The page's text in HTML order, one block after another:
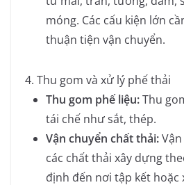
móng. Các cấu kiện lớn
thuận tiện vận chuyển.
4. Thu gom và xử lý phế thải
Thu gom phế liệu:Thu
tái chế như sắt, thép.
Vận chuyển chất thải:
các chất thải xây dựng
định đến nơi tập kết hoặc